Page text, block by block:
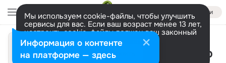
Войти
Мы используем cookie-файлы, чтобы улучшить
сервисы для вас. Если ваш возраст менее 13 лет,
настроить cookie-файлы должен ваш законный
представитель. Больше информации
Разрешить все Настроить
To the mountain top
Информация о контенте
на платформе — здесь